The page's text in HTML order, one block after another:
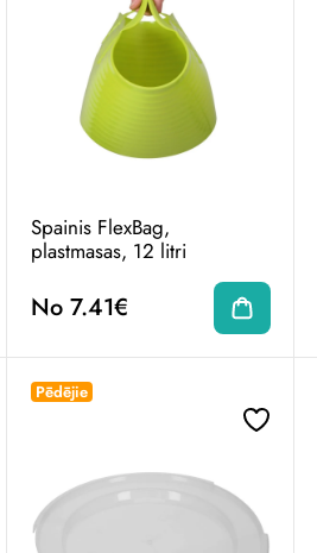
Spainis FlexBag,
plastmasas, 12 litri
No 7.41€
Pēdējie